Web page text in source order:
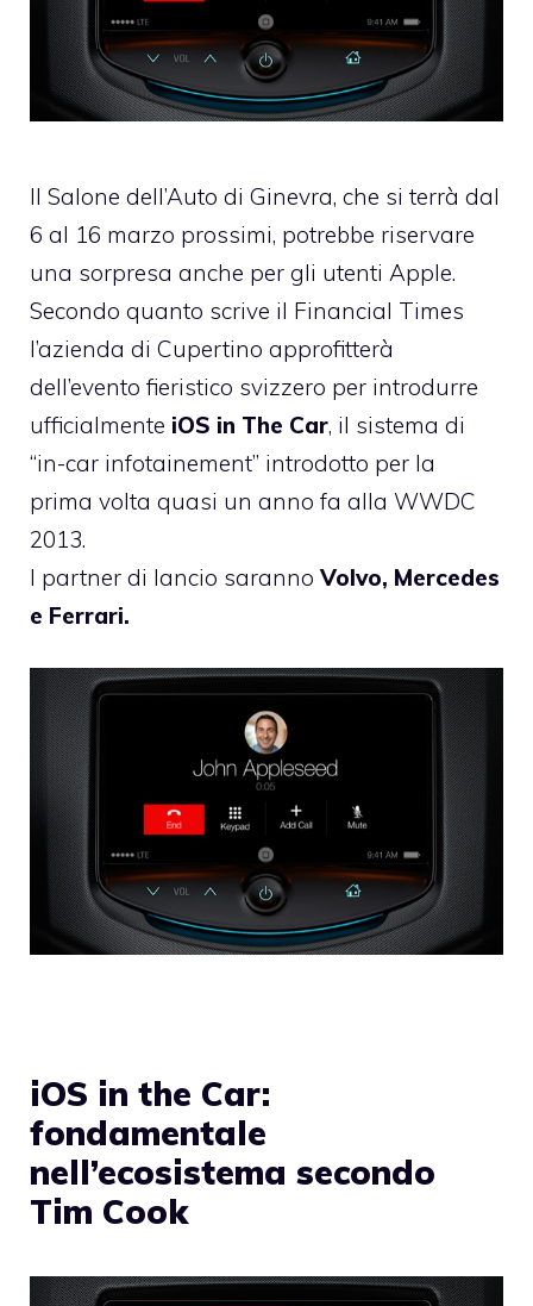
Il Salone dell’Auto di Ginevra, che si terrà dal
6 al 16 marzo prossimi, potrebbe riservare
una sorpresa anche per gli utenti Apple.
Secondo quanto scrive il Financial Times
l’azienda di Cupertino approfitterà
dell’evento fieristico svizzero per introdurre
ufficialmente iOS in The Car, il sistema di
“in-car infotainement” introdotto per la
prima volta quasi un anno fa alla WWDC
2013.
I partner di lancio saranno Volvo, Mercedes
e Ferrari.
iOS in the Car:
fondamentale
nell’ecosistema secondo
Tim Cook